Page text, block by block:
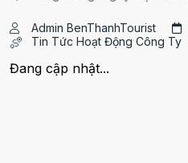
Admin BenThanhTourist
Tin Tức Hoạt Động Công Ty
Đang cập nhật...